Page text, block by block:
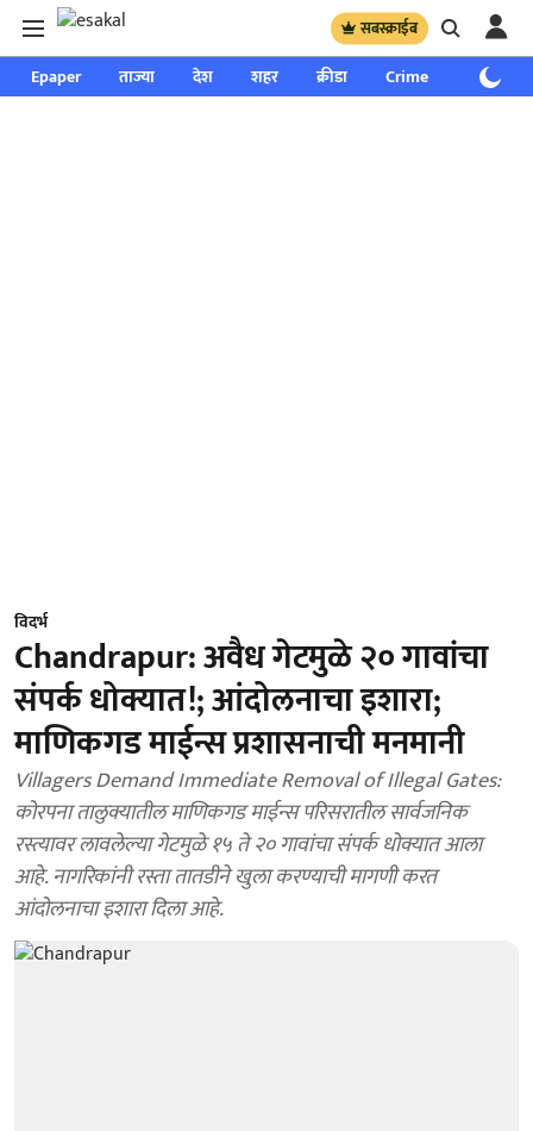
सबस्क्राईब
Epaper ताज्या देश शहर क्रीडा Crime साप्ताहिक
विदर्भ
Chandrapur: अवैध गेटमुळे २० गावांचा
संपर्क धोक्यात!; आंदोलनाचा इशारा;
माणिकगड माईन्स प्रशासनाची मनमानी
Villagers Demand Immediate Removal of Illegal Gates:
कोरपना तालुक्यातील माणिकगड माईन्स परिसरातील सार्वजनिक
रस्त्यावर लावलेल्या गेटमुळे १५ ते २० गावांचा संपर्क धोक्यात आला
आहे. नागरिकांनी रस्ता तातडीने खुला करण्याची मागणी करत
आंदोलनाचा इशारा दिला आहे.